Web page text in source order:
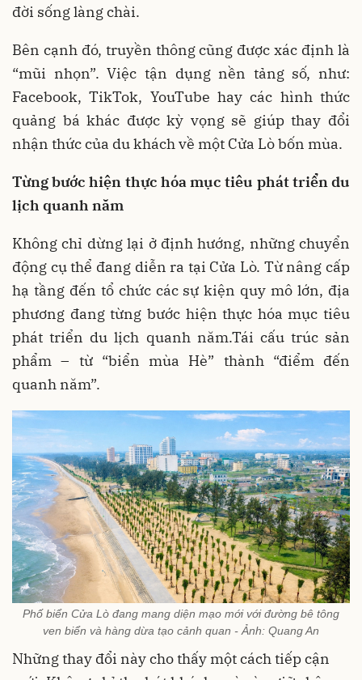
đời sống làng chài.
Bên cạnh đó, truyền thông cũng được xác định là
“mũi nhọn”. Việc tận dụng nền tảng số, như:
Facebook, TikTok, YouTube hay các hình thức
quảng bá khác được kỳ vọng sẽ giúp thay đổi
nhận thức của du khách về một Cửa Lò bốn mùa.
Từng bước hiện thực hóa mục tiêu phát triển du
lịch quanh năm
Không chỉ dừng lại ở định hướng, những chuyển
động cụ thể đang diễn ra tại Cửa Lò. Từ nâng cấp
hạ tầng đến tổ chức các sự kiện quy mô lớn, địa
phương đang từng bước hiện thực hóa mục tiêu
phát triển du lịch quanh năm.Tái cấu trúc sản
phẩm – từ “biển mùa Hè” thành “điểm đến
quanh năm”.
Phố biển Cửa Lò đang mang diện mạo mới với đường bê tông
ven biển và hàng dừa tạo cảnh quan - Ảnh: Quang An
Những thay đổi này cho thấy một cách tiếp cận